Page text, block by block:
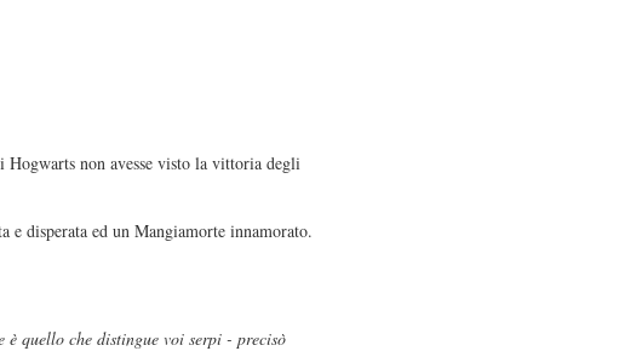
non avesse visto la vittoria degli
e disperata ed un Mangiamorte innamorato.
quello che distingue voi serpi - precisò